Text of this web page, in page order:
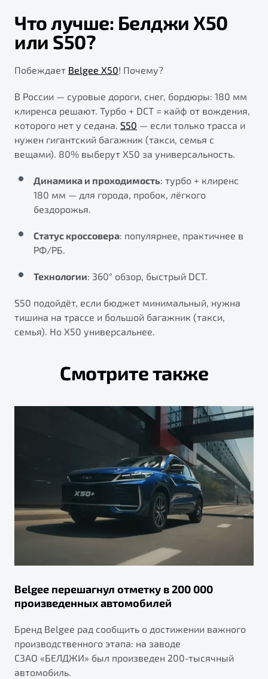
Что лучше: Белджи Х50
или S50?
Побеждает Belgee X50! Почему?
В России — суровые дороги, снег, бордюры: 180 мм
клиренса решают. Турбо + DCT = кайф от вождения,
которого нет у седана. S50 — если только трасса и
нужен гигантский багажник (такси, семья с
вещами). 80% выберут X50 за универсальность.
Динамика и проходимость: турбо + клиренс
180 мм — для города, пробок, лёгкого
бездорожья.
Статус кроссовера: популярнее, практичнее в
РФ/РБ.
Технологии: 360° обзор, быстрый DCT.
S50 подойдёт, если бюджет минимальный, нужна
тишина на трассе и большой багажник (такси,
семья). Но X50 универсальнее.
Смотрите также
Belgee перешагнул отметку в 200 000
произведенных автомобилей
Бренд Belgee рад сообщить о достижении важного
производственного этапа: на заводе
СЗАО «БЕЛДЖИ» был произведен 200-тысячный
автомобиль.